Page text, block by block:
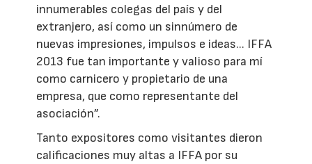
innumerables colegas del país y del
extranjero, así como un sinnúmero de
nuevas impresiones, impulsos e ideas... IFFA
2013 fue tan importante y valioso para mí
como carnicero y propietario de una
empresa, que como representante del
asociación”.
Tanto expositores como visitantes dieron
calificaciones muy altas a IFFA por su